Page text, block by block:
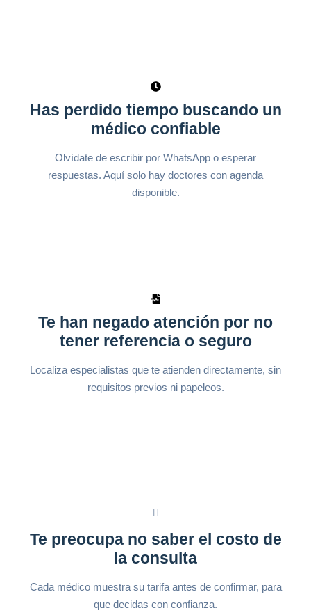
Has perdido tiempo buscando un
médico confiable
Olvídate de escribir por WhatsApp o esperar
respuestas. Aquí solo hay doctores con agenda
disponible.
Te han negado atención por no
tener referencia o seguro
Localiza especialistas que te atienden directamente, sin
requisitos previos ni papeleos.
Te preocupa no saber el costo de
la consulta
Cada médico muestra su tarifa antes de confirmar, para
que decidas con confianza.